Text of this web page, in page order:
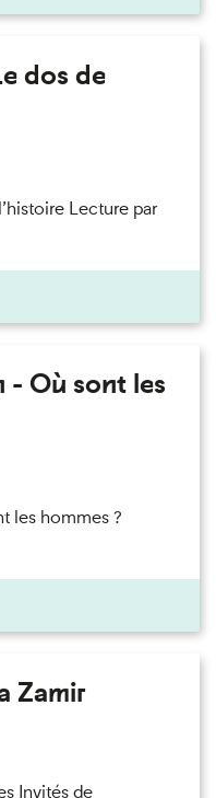
dos de
Lecture par
- Où sont les
les hommes ?
Zamir
Invités de